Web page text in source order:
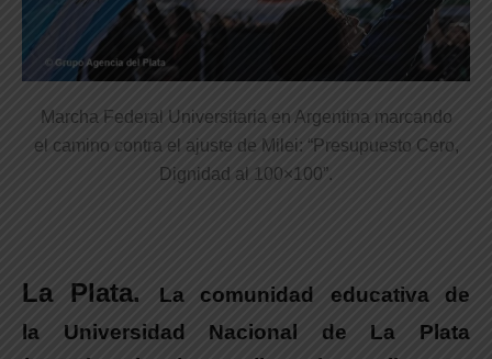
Marcha Federal Universitaria en Argentina marcando
el camino contra el ajuste de Milei: “Presupuesto Cero,
Dignidad al 100×100”.
La Plata.
La comunidad educativa de
la Universidad Nacional de La Plata